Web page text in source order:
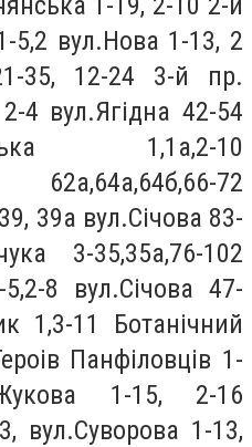
5,2 вул.Нова 1-13, 2
35, 12-24 3-й пр.
4 вул.Ягiдна 42-54
1,1а,2-10
72
39а вул.Сiчова 83-
3-35,35а,76-102
5,2-8 вул.Сiчова 47-
1,3-11 Ботанiчний
Панфіловців 1-
1-15, 2-16
вул.Суворова 1-13,